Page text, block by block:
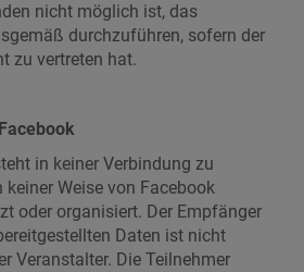
nicht möglich ist, das
durchzuführen, sofern der
zu vertreten hat.
in keiner Verbindung zu
Weise von Facebook
oder organisiert. Der Empfänger
Daten ist nicht
Veranstalter. Die Teilnehmer